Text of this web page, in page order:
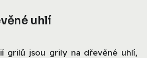
uhlí
grilů jsou grily na dřevěné uhlí,